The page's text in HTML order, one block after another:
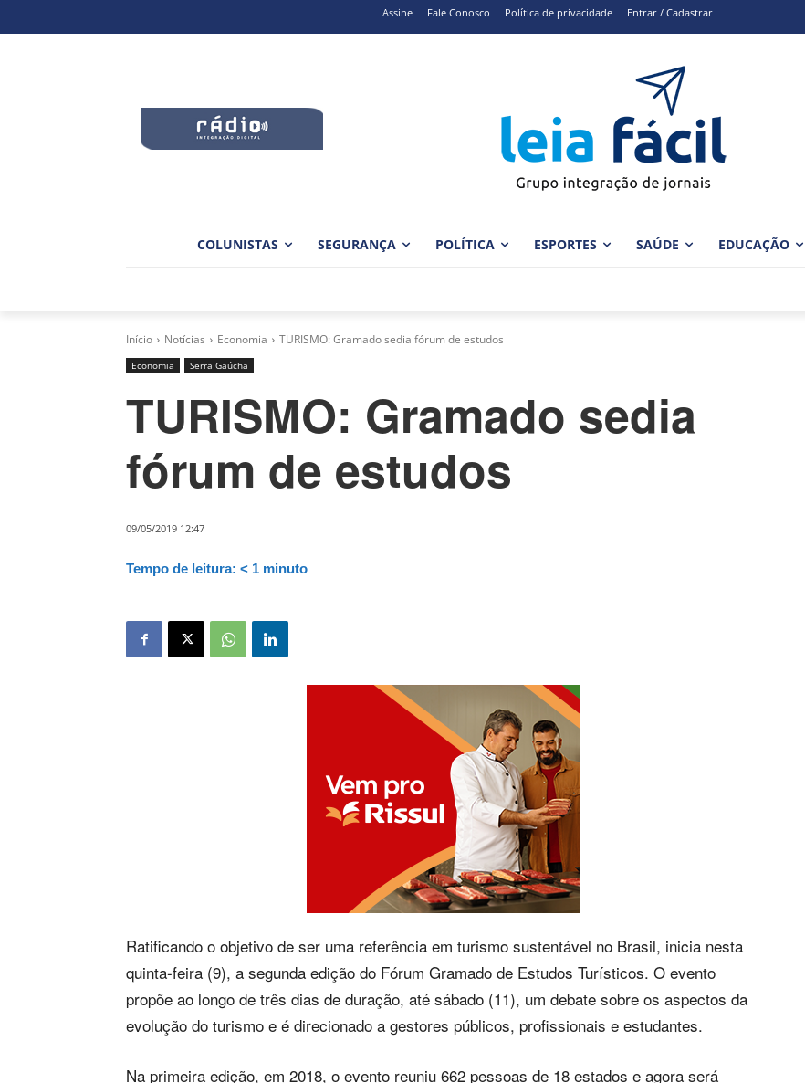
Assine Fale Conosco Política de privacidade Entrar / Cadastrar
COLUNISTAS SEGURANÇA POLÍTICA ESPORTES SAÚDE EDUCAÇÃO
Início Notícias Economia TURISMO: Gramado sedia fórum de estudos
Economia Serra Gaúcha
TURISMO: Gramado sedia
fórum de estudos
09/05/2019 12:47
Tempo de leitura: < 1 minuto
Ratificando o objetivo de ser uma referência em turismo sustentável no Brasil, inicia nesta
quinta-feira (9), a segunda edição do Fórum Gramado de Estudos Turísticos. O evento
propõe ao longo de três dias de duração, até sábado (11), um debate sobre os aspectos da
evolução do turismo e é direcionado a gestores públicos, profissionais e estudantes.
Na primeira edição, em 2018, o evento reuniu 662 pessoas de 18 estados e agora será